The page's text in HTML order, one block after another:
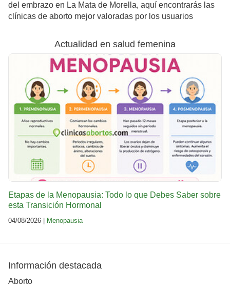
del embrazo en La Mata de Morella, aquí encontrarás las
clínicas de aborto mejor valoradas por los usuarios
Actualidad en salud femenina
Etapas de la Menopausia: Todo lo que Debes Saber sobre
esta Transición Hormonal
04/08/2026 | Menopausia
Información destacada
Aborto